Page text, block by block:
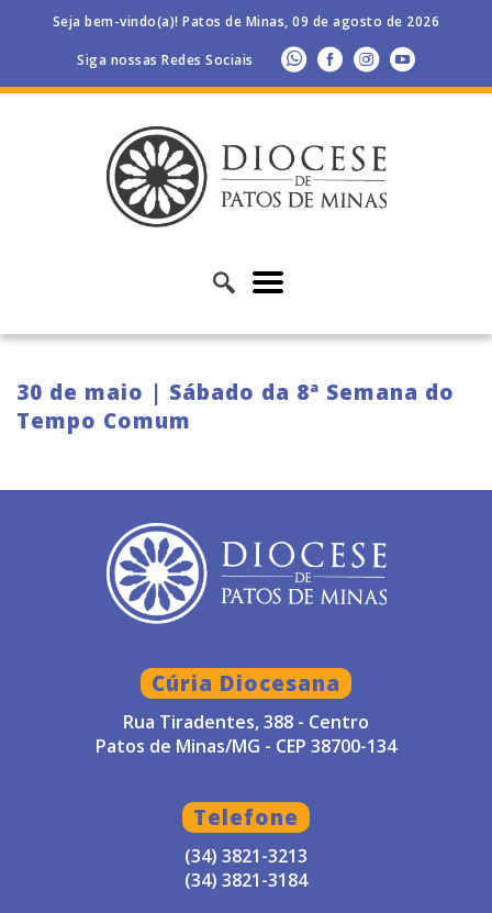
Seja bem-vindo(a)! Patos de Minas, 09 de agosto de 2026
Siga nossas Redes Sociais
30 de maio | Sábado da 8ª Semana do
Tempo Comum
Cúria Diocesana
Rua Tiradentes, 388 - Centro
Patos de Minas/MG - CEP 38700-134
Telefone
(34) 3821-3213
(34) 3821-3184